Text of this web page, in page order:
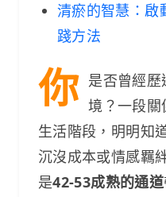
清瘀的智慧：啟
踐方法
你 是否曾經
境？一段關
生活階段，明明知
沉沒成本或情感羈
是42-53成熟的通道